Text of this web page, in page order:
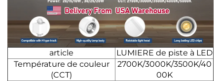
article
LUMIERE de piste à LED
Température de couleur
(CCT)
2700K/3000K/3500K/40
00K